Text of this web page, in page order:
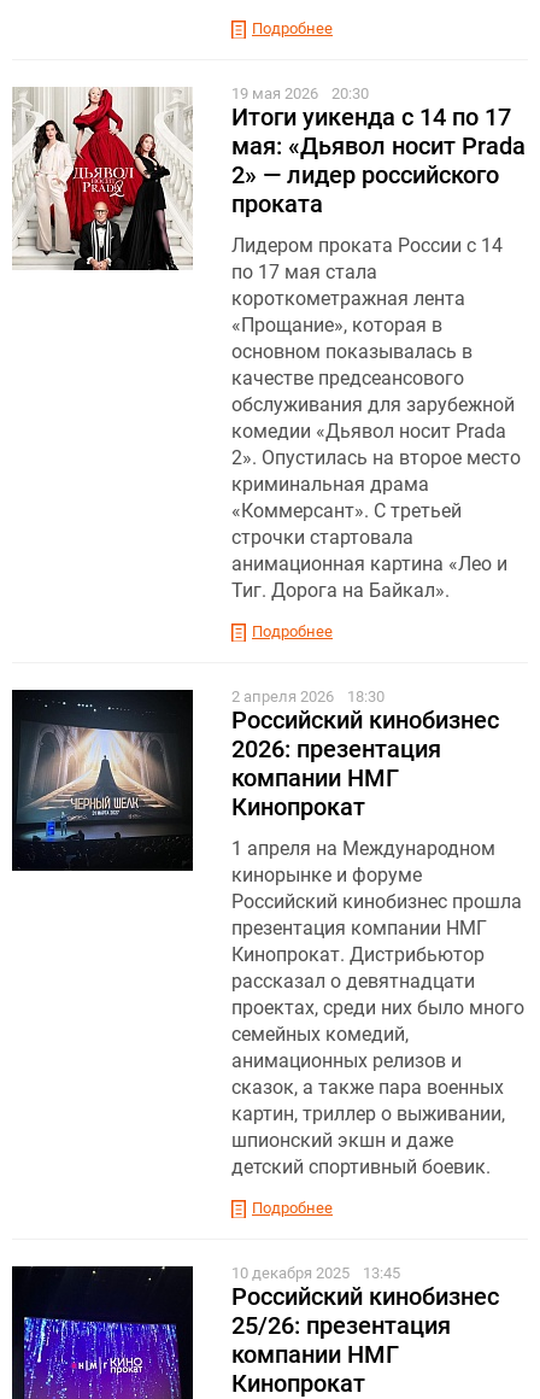
Подробнее
19 мая 2026 20:30
Итоги уикенда с 14 по 17
мая: «Дьявол носит Prada
2» — лидер российского
проката
Лидером проката России с 14
по 17 мая стала
короткометражная лента
«Прощание», которая в
основном показывалась в
качестве предсеансового
обслуживания для зарубежной
комедии «Дьявол носит Prada
2». Опустилась на второе место
криминальная драма
«Коммерсант». С третьей
строчки стартовала
анимационная картина «Лео и
Тиг. Дорога на Байкал».
Подробнее
2 апреля 2026 18:30
Российский кинобизнес
2026: презентация
компании НМГ
Кинопрокат
1 апреля на Международном
кинорынке и форуме
Российский кинобизнес прошла
презентация компании НМГ
Кинопрокат. Дистрибьютор
рассказал о девятнадцати
проектах, среди них было много
семейных комедий,
анимационных релизов и
сказок, а также пара военных
картин, триллер о выживании,
шпионский экшн и даже
детский спортивный боевик.
Подробнее
10 декабря 2025 13:45
Российский кинобизнес
25/26: презентация
компании НМГ
Кинопрокат